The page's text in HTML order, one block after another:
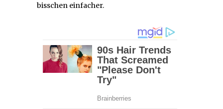
bisschen einfacher.